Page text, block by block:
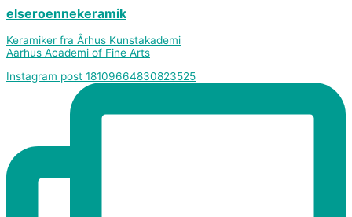
elseroennekeramik
Keramiker fra Århus Kunstakademi
Aarhus Academi of Fine Arts
Instagram post 18109664830823525